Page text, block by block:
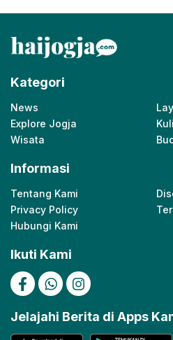
Kategori
News
Explore Jogja
Wisata
Informasi
Tentang Kami
Privacy Policy
Hubungi Kami
Ikuti Kami
Jelajahi Berita di Apps